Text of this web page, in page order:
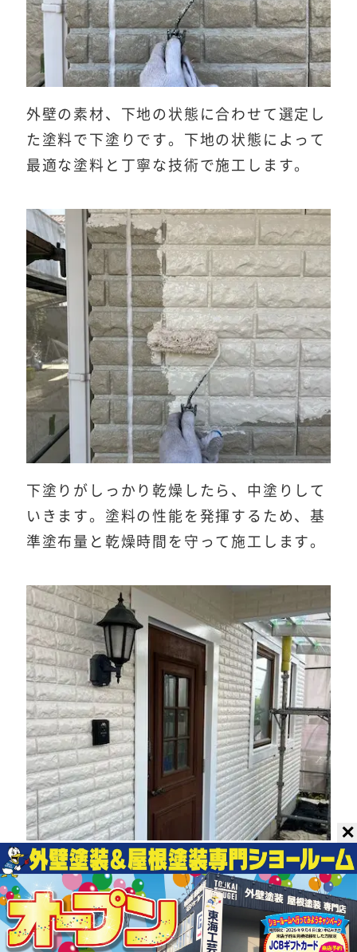
外壁の素材、下地の状態に合わせて選定し
た塗料で下塗りです。下地の状態によって
最適な塗料と丁寧な技術で施工します。
下塗りがしっかり乾燥したら、中塗りして
いきます。塗料の性能を発揮するため、基
準塗布量と乾燥時間を守って施工します。
1階（下部）の上塗りが完了しました。ア
イボリーホワイトが柔らかな色合いで、全
体が均一に整った美しい仕上がりです！
✕